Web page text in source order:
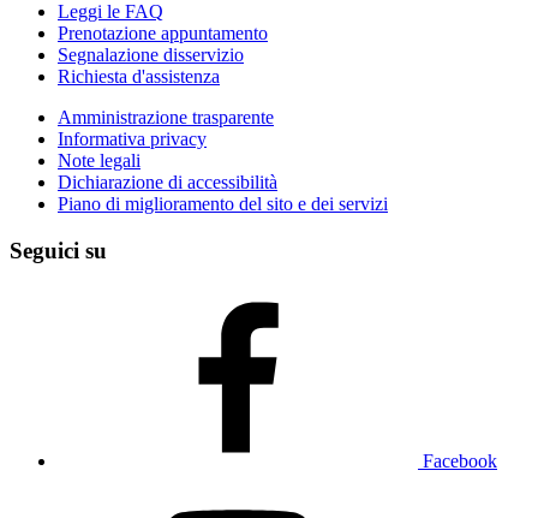
Leggi le FAQ
Prenotazione appuntamento
Segnalazione disservizio
Richiesta d'assistenza
Amministrazione trasparente
Informativa privacy
Note legali
Dichiarazione di accessibilità
Piano di miglioramento del sito e dei servizi
Seguici su
Facebook